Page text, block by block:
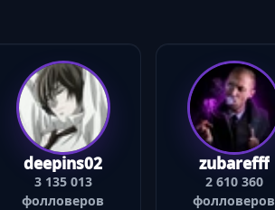
deepins02
3 135 013
фолловеров
zubarefff
2 610 360
фолловеров